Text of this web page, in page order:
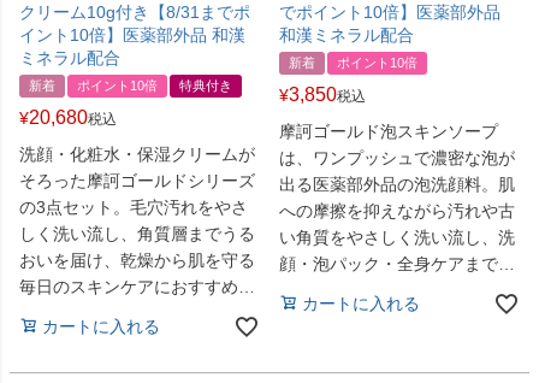
クリーム10g付き【8/31までポ
イント10倍】医薬部外品 和漢
ミネラル配合
新着 ポイント10倍 特典付き
¥20,680税込
洗顔・化粧水・保湿クリームが
そろった摩訶ゴールドシリーズ
の3点セット。毛穴汚れをやさ
しく洗い流し、角質層までうる
おいを届け、乾燥から肌を守る
毎日のスキンケアにおすすめの
セットです。初めての方にも安
心。
カートに入れる
でポイント10倍】医薬部外品
和漢ミネラル配合
新着 ポイント10倍
¥3,850税込
摩訶ゴールド泡スキンソープ
は、ワンプッシュで濃密な泡が
出る医薬部外品の泡洗顔料。肌
への摩擦を抑えながら汚れや古
い角質をやさしく洗い流し、洗
顔・泡パック・全身ケアまで1
本で使えます。毎日の洗顔にお
すすめです。
カートに入れる